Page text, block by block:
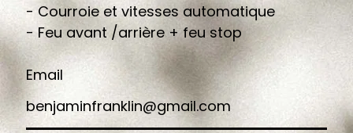
maximale reste excellente pour une conduite
tout en confort en ville. Vous évitez
principalement les embouteillages, ce qui
vous permet de rouler plus vite qu’en voiture,
en transport en commun ou à bord d’un autre